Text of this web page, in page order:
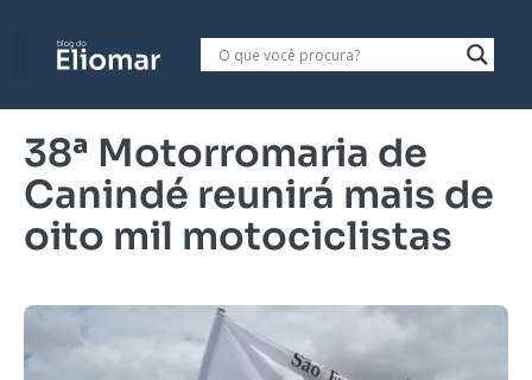
38ª Motorromaria de
Canindé reunirá mais de
oito mil motociclistas